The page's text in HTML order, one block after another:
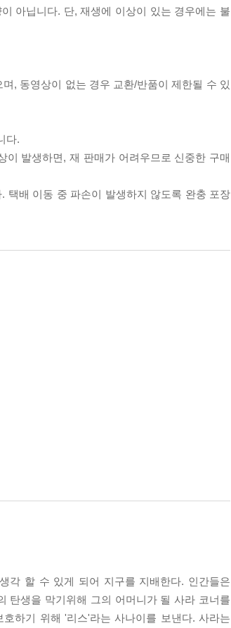
아닙니다. 단, 재생에 이상이 있는 경우에는 불
, 동영상이 없는 경우 교환/반품이 제한될 수 있
다.
발생하면, 재 판매가 어려우므로 신중한 구매
택배 이동 중 파손이 발생하지 않도록 완충 포장
각 할 수 있게 되어 지구를 지배한다. 인간들은
탄생을 막기위해 그의 어머니가 될 사라 코너를
하기 위해 '리스'라는 사나이를 보낸다. 사라는